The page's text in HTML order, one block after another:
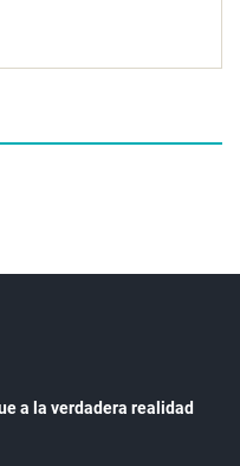
a la verdadera realidad